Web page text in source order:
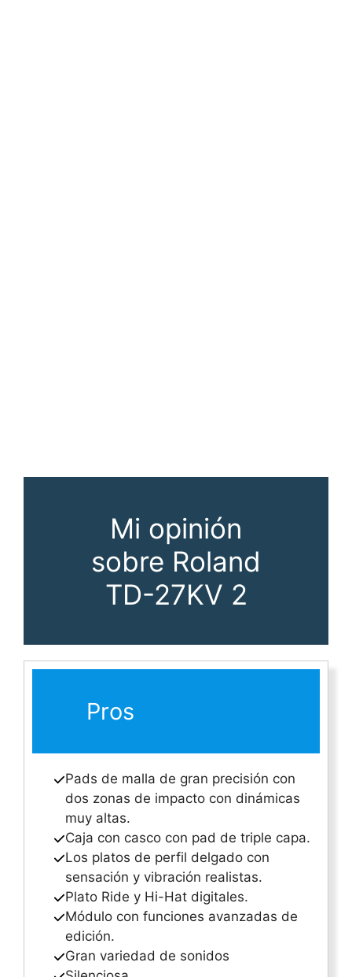
Mi opinión
sobre Roland
TD-27KV 2
Pros
Pads de malla de gran precisión con
dos zonas de impacto con dinámicas
muy altas.
Caja con casco con pad de triple capa.
Los platos de perfil delgado con
sensación y vibración realistas.
Plato Ride y Hi-Hat digitales.
Módulo con funciones avanzadas de
edición.
Gran variedad de sonidos